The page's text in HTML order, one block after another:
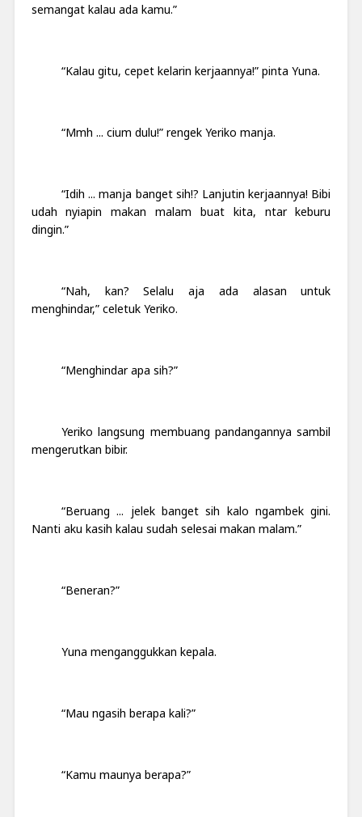
semangat kalau ada kamu.”
“Kalau gitu, cepet kelarin kerjaannya!” pinta Yuna.
“Mmh ... cium dulu!” rengek Yeriko manja.
“Idih ... manja banget sih!? Lanjutin kerjaannya! Bibi
udah nyiapin makan malam buat kita, ntar keburu
dingin.”
“Nah, kan? Selalu aja ada alasan untuk
menghindar,” celetuk Yeriko.
“Menghindar apa sih?”
Yeriko langsung membuang pandangannya sambil
mengerutkan bibir.
“Beruang ... jelek banget sih kalo ngambek gini.
Nanti aku kasih kalau sudah selesai makan malam.”
“Beneran?”
Yuna menganggukkan kepala.
“Mau ngasih berapa kali?”
“Kamu maunya berapa?”